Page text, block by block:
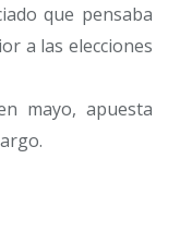
que pensaba
a las elecciones
mayo, apuesta